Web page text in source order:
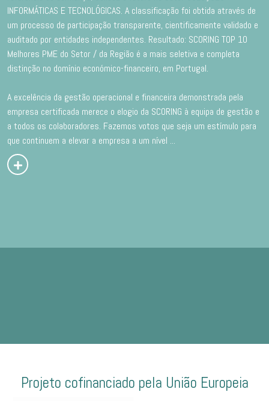
INFORMÁTICAS E TECNOLÓGICAS. A classificação foi obtida através de
um processo de participação transparente, cientificamente validado e
auditado por entidades independentes. Resultado: SCORING TOP 10
Melhores PME do Setor / da Região é a mais seletiva e completa
distinção no domínio económico-financeiro, em Portugal.
A excelência da gestão operacional e financeira demonstrada pela
empresa certificada merece o elogio da SCORING à equipa de gestão e
a todos os colaboradores. Fazemos votos que seja um estímulo para
que continuem a elevar a empresa a um nível ...
Projeto cofinanciado pela União Europeia